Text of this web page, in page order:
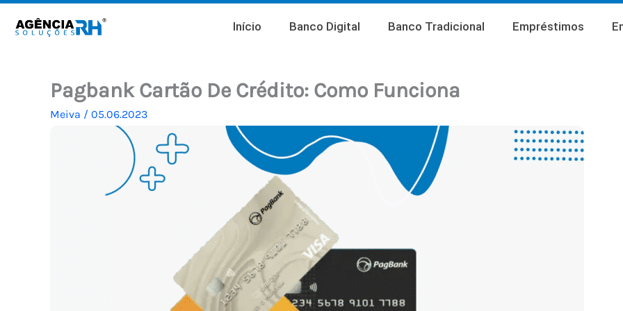
para
Início Banco Digital Banco Tradicional Empréstimos
Pagbank Cartão De Crédito: Como Funciona
Meiva / 05.06.2023